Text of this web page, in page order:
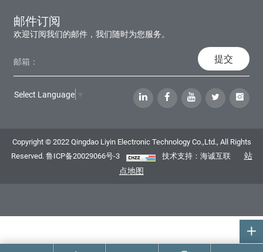
邮件订阅
欢迎订阅我们的邮件，我们随时为您服务。
提交
Select Language
Copyright © 2022 Qingdao Liyin Electronic Technology Co.,Ltd., All Rights
Reserved.鲁ICP备20029066号-3 技术支持：海诚互联
站
点地图